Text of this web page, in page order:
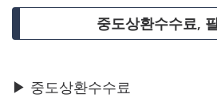
중도상환수수료,
▶ 중도상환수수료